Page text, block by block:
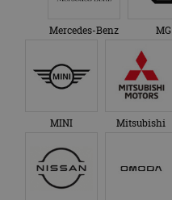
Mercedes-Benz MG
MINI Mitsubishi